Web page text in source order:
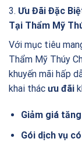
3. Ưu Đãi Đặc
Tại Thẩm Mỹ
Với mục tiêu
Thẩm Mỹ Thúy
khuyến mãi hấp
khai thác ưu đãi
Giảm giá
Gói dịch vụ